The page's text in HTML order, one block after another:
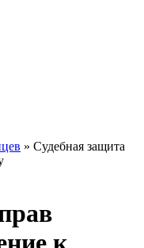
» Судебная защита